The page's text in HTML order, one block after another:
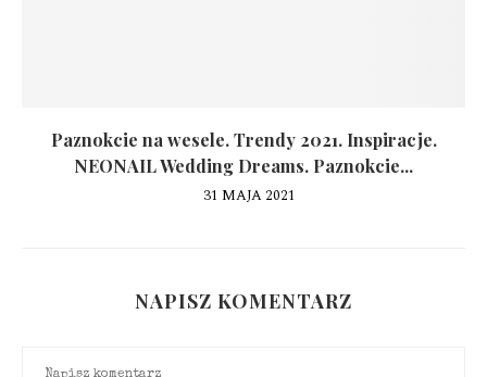
Paznokcie na wesele. Trendy 2021. Inspiracje.
NEONAIL Wedding Dreams. Paznokcie...
31 MAJA 2021
NAPISZ KOMENTARZ